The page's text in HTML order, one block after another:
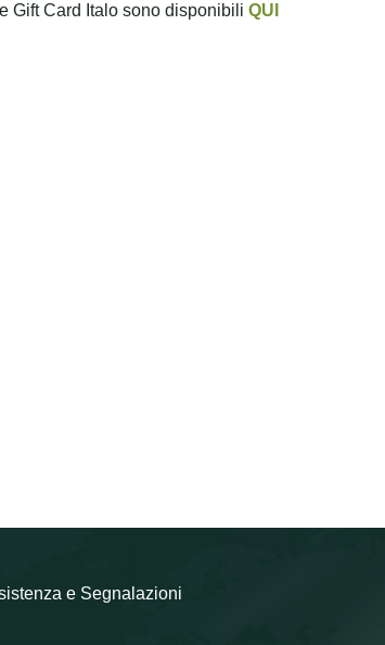
Gift Card Italo sono disponibiliQUI
e Segnalazioni